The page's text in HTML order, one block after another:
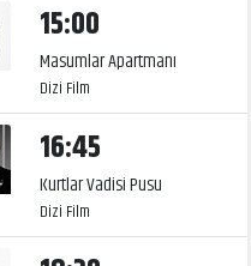
15:00
Masumlar Apartmanı
Dizi Film
16:45
Kurtlar Vadisi Pusu
Dizi Film